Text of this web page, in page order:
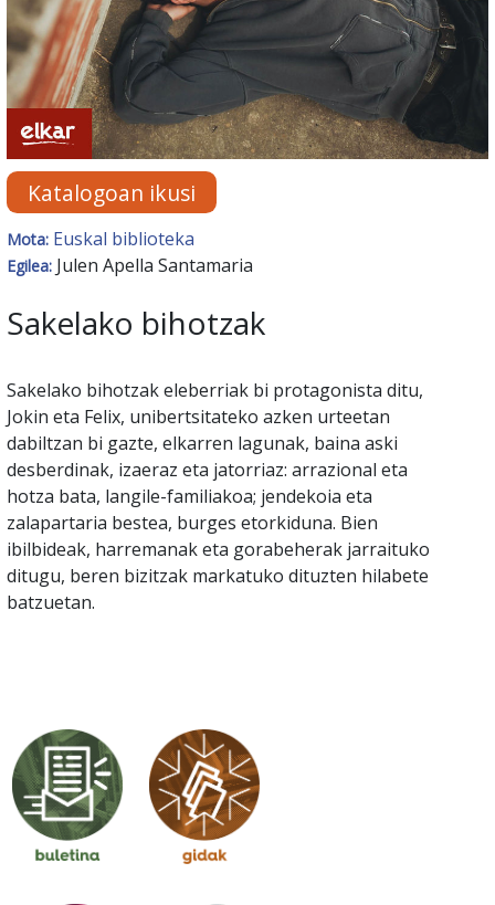
Katalogoan ikusi
Mota: Euskal biblioteka
Egilea: Julen Apella Santamaria
Sakelako bihotzak
Sakelako bihotzak eleberriak bi protagonista ditu,
Jokin eta Felix, unibertsitateko azken urteetan
dabiltzan bi gazte, elkarren lagunak, baina aski
desberdinak, izaeraz eta jatorriaz: arrazional eta
hotza bata, langile-familiakoa; jendekoia eta
zalapartaria bestea, burges etorkiduna. Bien
ibilbideak, harremanak eta gorabeherak jarraituko
ditugu, beren bizitzak markatuko dituzten hilabete
batzuetan.